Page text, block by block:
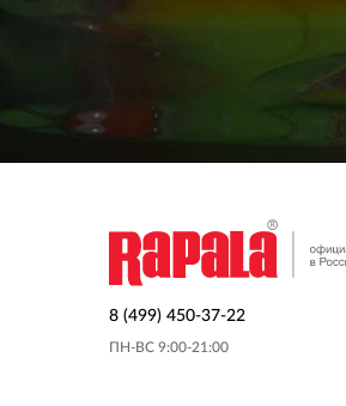
8 (499) 450-37-22
ПН-ВС 9:00-21:00